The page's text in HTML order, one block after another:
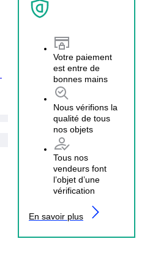
Votre paiement
est entre de
bonnes mains
Nous vérifions la
qualité de tous
nos objets
Tous nos
vendeurs font
l’objet d’une
vérification
En savoir plus